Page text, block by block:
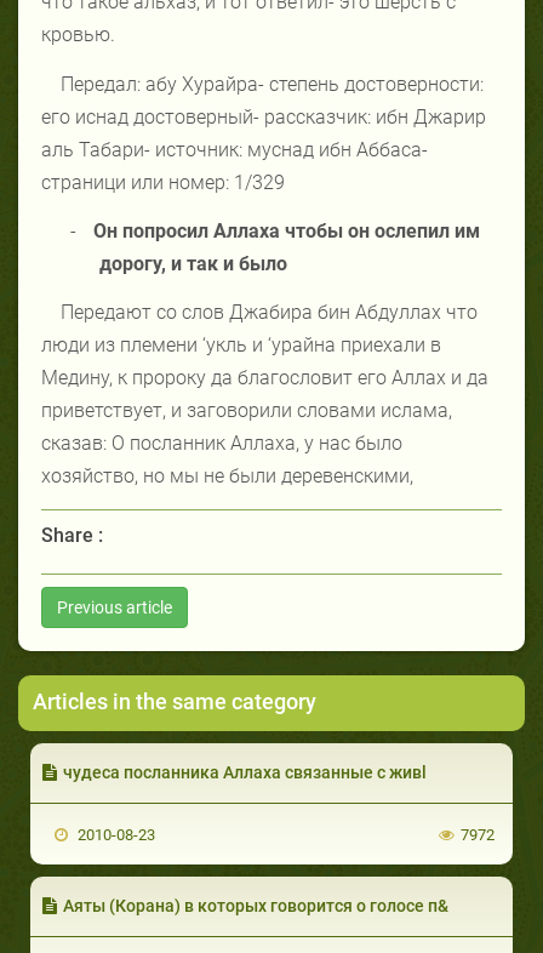
кровью.
Передал: абу Хурайра- степень достоверности:
его иснад достоверный- рассказчик: ибн Джарир
аль Табари- источник: муснад ибн Аббаса-
страници или номер: 1/329
-
Он попросил Аллаха чтобы он ослепил им
дорогу, и так и было
Передают со слов Джабира бин Абдуллах что
люди из племени ‘укль и ‘урайна приехали в
Медину, к пророку да благословит его Аллах и да
приветствует, и заговорили словами ислама,
сказав: О посланник Аллаха, у нас было
хозяйство, но мы не были деревенскими,
Share :
Previous article
Articles in the same category
чудеса посланника Аллаха связанные с живl
2010-08-23 7972
Аяты (Корана) в которых говорится о голосе п&